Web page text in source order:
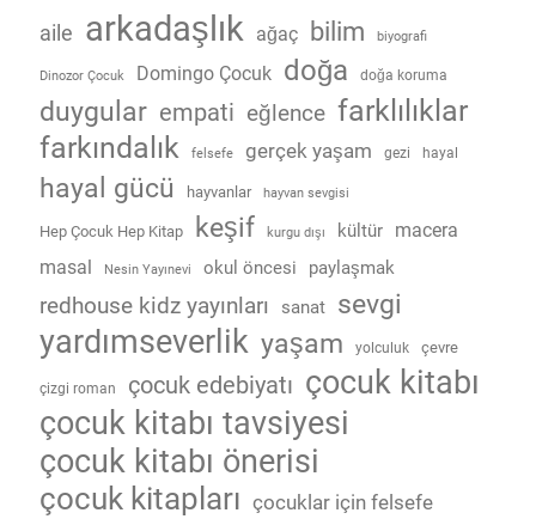
aile arkadaşlık ağaç bilim biyografi
Dinozor Çocuk Domingo Çocuk doğa doğa koruma
duygular empati eğlence farklılıklar
farkındalık
felsefe gerçek yaşam gezi hayal
hayal gücü hayvanlar hayvan sevgisi
Hep Çocuk Hep Kitap keşif kurgu dışı kültür
macera
masal
Nesin Yayınevi okul öncesi paylaşmak
redhouse kidz yayınları sanat sevgi
yardımseverlik yaşam yolculuk çevre
çizgi roman çocuk edebiyatı çocuk kitabı
çocuk kitabı tavsiyesi
çocuk kitabı önerisi
çocuk kitapları çocuklar için felsefe